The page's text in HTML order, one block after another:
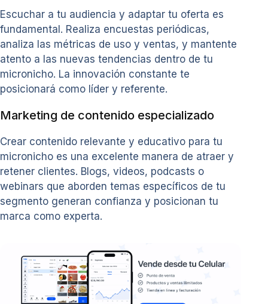
Escuchar a tu audiencia y adaptar tu oferta es
fundamental. Realiza encuestas periódicas,
analiza las métricas de uso y ventas, y mantente
atento a las nuevas tendencias dentro de tu
micronicho. La innovación constante te
posicionará como líder y referente.
Marketing de contenido especializado
Crear contenido relevante y educativo para tu
micronicho es una excelente manera de atraer y
retener clientes. Blogs, videos, podcasts o
webinars que aborden temas específicos de tu
segmento generan confianza y posicionan tu
marca como experta.